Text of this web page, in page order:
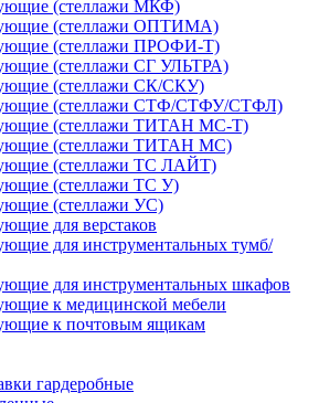
(стеллажи МКФ)
(стеллажи ОПТИМА)
(стеллажи ПРОФИ-Т)
(стеллажи СГ УЛЬТРА)
(стеллажи СК/СКУ)
(стеллажи СТФ/СТФУ/СТФЛ)
(стеллажи ТИТАН МС-Т)
(стеллажи ТИТАН МС)
(стеллажи ТС ЛАЙТ)
(стеллажи ТС У)
(стеллажи УС)
для верстаков
для инструментальных тумб/
для инструментальных шкафов
к медицинской мебели
к почтовым ящикам
гардеробные